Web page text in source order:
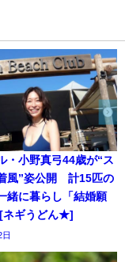
・小野真弓44歳が“ス
風”姿公開 計15匹の
緒に暮らし「結婚願
ネギうどん★]